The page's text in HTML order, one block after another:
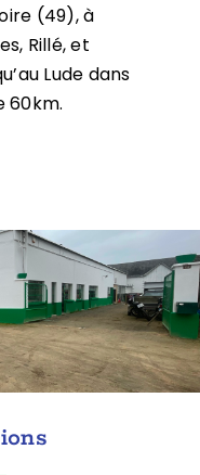
(49), à
Rillé, et
Lude dans
60km.